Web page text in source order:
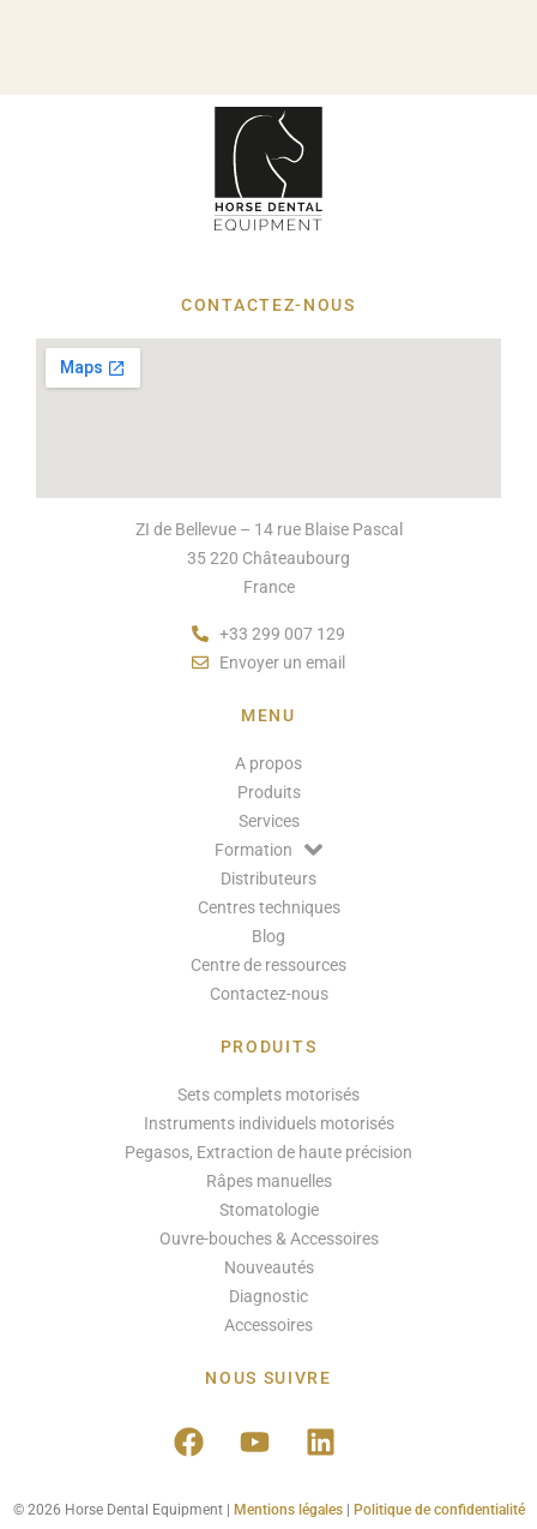
CONTACTEZ-NOUS
ZI de Bellevue – 14 rue Blaise Pascal
35 220 Châteaubourg
France
+33 299 007 129
Envoyer un email
MENU
A propos
Produits
Services
Formation
Distributeurs
Centres techniques
Blog
Centre de ressources
Contactez-nous
PRODUITS
Sets complets motorisés
Instruments individuels motorisés
Pegasos, Extraction de haute précision
Râpes manuelles
Stomatologie
Ouvre-bouches & Accessoires
Nouveautés
Diagnostic
Accessoires
NOUS SUIVRE
© 2026 Horse Dental Equipment | Mentions légales| Politique de confidentialité